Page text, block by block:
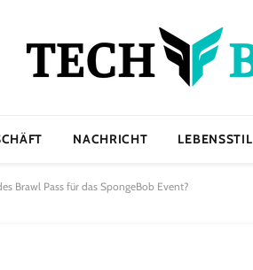
NACHRICHT LEBENSSTIL
Brawl Pass für das SpongeBob Event?